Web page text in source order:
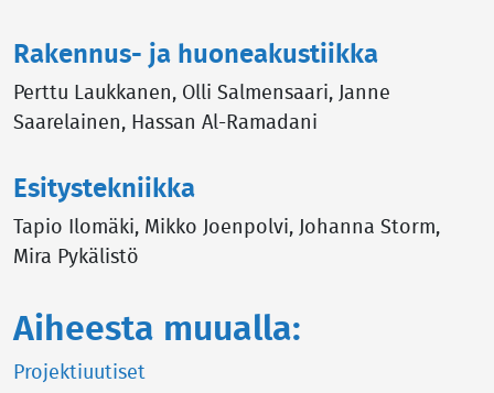
Rakennus- ja huoneakustiikka
Perttu Laukkanen, Olli Salmensaari, Janne
Saarelainen, Hassan Al-Ramadani
Esitystekniikka
Tapio Ilomäki, Mikko Joenpolvi, Johanna Storm,
Mira Pykälistö
Aiheesta muualla:
Projektiuutiset